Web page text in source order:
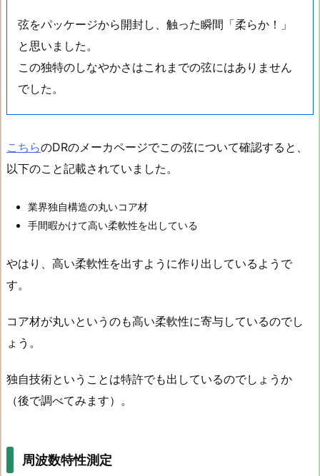
弦をパッケージから開封し、触った瞬間「柔らか！」
と思いました。
この独特のしなやかさはこれまでの弦にはありません
でした。
こちらのDRのメーカページでこの弦について確認すると、
以下のこと記載されていました。
業界独自構造の丸いコア材
手間暇かけて高い柔軟性を出している
やはり、高い柔軟性を出すように作り出しているようで
す。
コア材が丸いというのも高い柔軟性に寄与しているのでし
ょう。
独自技術ということは特許でも出しているのでしょうか
（後で調べてみます）。
周波数特性測定